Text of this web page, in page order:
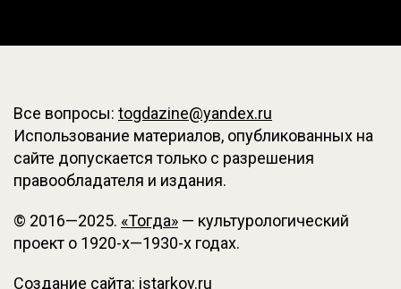
Все вопросы: togdazine@yandex.ru
Использование материалов, опубликованных на
сайте допускается только с разрешения
правообладателя и издания.
© 2016—2025. «Тогда» — культурологический
проект о 1920-х—1930-х годах.
Создание сайта: istarkov.ru